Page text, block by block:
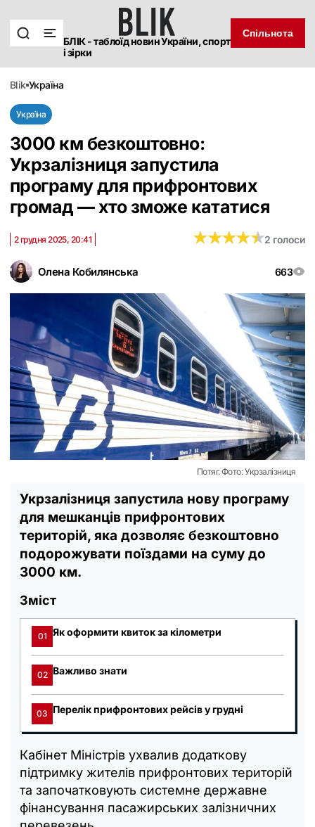
БЛІК - таблоїд новин України, спорт
і зірки
Спільнота
blik україна
Україна
3000 км безкоштовно:
Укрзалізниця запустила
програму для прифронтових
громад — хто зможе кататися
Олена Кобилянська 663
2 грудня 2025, 20:41 ★★★★★
★★★★★2 голоси
Потяг. Фото: Укрзалізниця
Укрзалізниця запустила нову програму
для мешканців прифронтових
територій, яка дозволяє безкоштовно
подорожувати поїздами на суму до
3000 км.
Зміст
01 Як оформити квиток за кілометри
02 Важливо знати
03 Перелік прифронтових рейсів у грудні
Кабінет Міністрів ухвалив додаткову
підтримку жителів прифронтових територій
та започатковують системне державне
фінансування пасажирських залізничних